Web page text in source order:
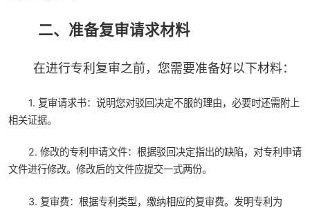
二、准备复审请求材料
在进行专利复审之前，您需要准备好以下材料：
1. 复审请求书：说明您对驳回决定不服的理由，必要时还需附上
相关证据。
2. 修改的专利申请文件：根据驳回决定指出的缺陷，对专利申请
文件进行修改。修改后的文件应提交一式两份。
3. 复审费：根据专利类型，缴纳相应的复审费。发明专利为